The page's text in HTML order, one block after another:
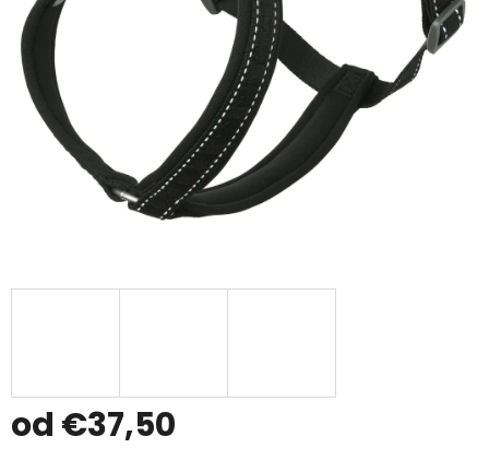
od €37,50